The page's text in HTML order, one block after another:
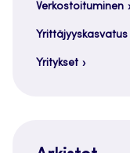
Verkostoituminen
Yrittäjyyskasvatus
Yritykset